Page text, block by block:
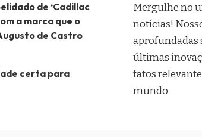
de ‘Cadillac
a marca que o
de Castro
certa para
Mergulhe no
notícias!
aprofundadas
últimas
fatos
mundo